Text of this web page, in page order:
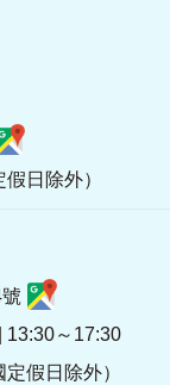
日除外）
13:30～17:30
假日除外）